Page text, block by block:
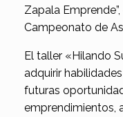
Zapala
Campeonato de
El taller «Hilando
adquirir
futuras
emprendimientos,